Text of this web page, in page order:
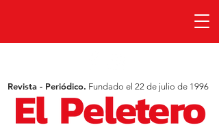
Revista - Periódico. Fundado el 22 de julio de 1996